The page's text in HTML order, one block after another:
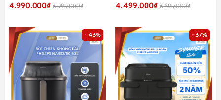
4.990.000₫ 6.999.000₫
4.499.000₫ 6.699.000₫
- 43% - 37%